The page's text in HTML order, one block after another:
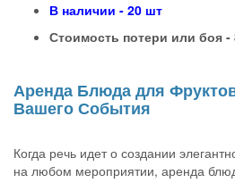
В наличии - 20 шт
Стоимость потери или боя -
Аренда Блюда для
Вашего События
Когда речь идет о создании
на любом мероприятии, аренда